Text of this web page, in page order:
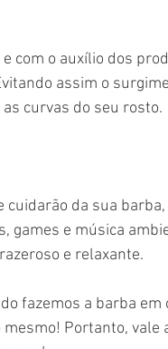
com o auxílio dos
assim o
curvas do seu rosto.
da sua
games e música
e relaxante.
fazemos a barba em
Portanto, vale